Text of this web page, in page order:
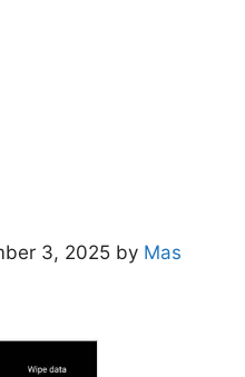
3, 2025 by Mas